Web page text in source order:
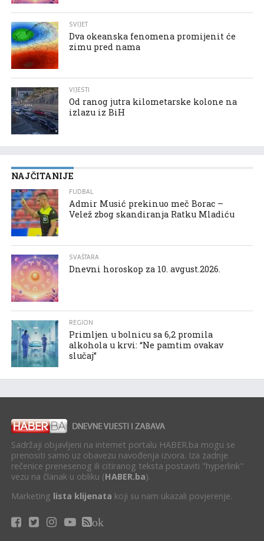
SVIJET
Dva okeanska fenomena promijenit će
zimu pred nama
VIJESTI
Od ranog jutra kilometarske kolone na
izlazu iz BiH
NAJČITANIJE
FUDBAL
Admir Musić prekinuo meč Borac –
Velež zbog skandiranja Ratku Mladiću
SVAŠTARA
Dnevni horoskop za 10. avgust.2026.
REGION
Primljen u bolnicu sa 6,2 promila
alkohola u krvi: “Ne pamtim ovakav
slučaj”
Sadržaji objavljeni na internet portalu HABER.ba mogu se
prenositi samo uz obavezu navođenja izvora. Iza zadnje
rečenice prenesenog ili citiranog teksta postaviti "hyperlink"
vezu na članak u obliku (HABER.ba).
Marketing lista klijenata koji su nam ukazali povjerenje.
ok